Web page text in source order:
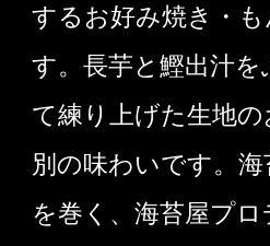
するお好み焼き・
す。長芋と鰹出汁
て練り上げた生地
別の味わいです。
を巻く、海苔屋プ